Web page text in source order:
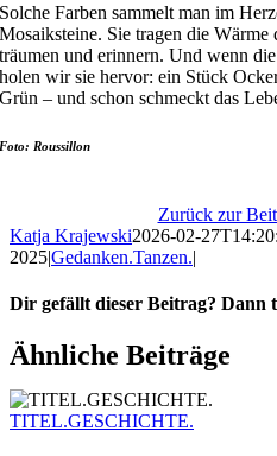
Solche Farben sammelt man im
Mosaiksteine. Sie tragen die Wärme
träumen und erinnern. Und wenn
holen wir sie hervor: ein Stück
Grün – und schon schmeckt das
Foto: Roussillon
Zurück zur
Katja Krajewski2026-02-
2025|Gedanken.Tanzen.|
Dir gefällt dieser Beitrag? Dann
Facebook
X
WhatsApp
Telegram
Pinterest
E-
Mail
Ähnliche Beiträge
TITEL.GESCHICHTE.